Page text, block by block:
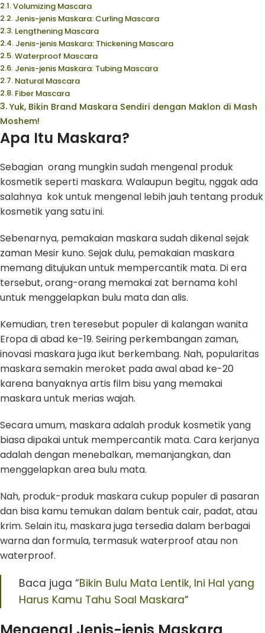
Volumizing Mascara
Jenis-jenis Maskara: Curling Mascara
Lengthening Mascara
Jenis-jenis Maskara: Thickening Mascara
Waterproof Mascara
Jenis-jenis Maskara: Tubing Mascara
Natural Mascara
Fiber Mascara
Yuk, Bikin Brand Maskara Sendiri dengan Maklon di Mash
Moshem!
Apa Itu Maskara?
Sebagian orang mungkin sudah mengenal produk
kosmetik seperti maskara. Walaupun begitu, nggak ada
salahnya kok untuk mengenal lebih jauh tentang produk
kosmetik yang satu ini.
Sebenarnya, pemakaian maskara sudah dikenal sejak
zaman Mesir kuno. Sejak dulu, pemakaian maskara
memang ditujukan untuk mempercantik mata. Di era
tersebut, orang-orang memakai zat bernama kohl
untuk menggelapkan bulu mata dan alis.
Kemudian, tren teresebut populer di kalangan wanita
Eropa di abad ke-19. Seiring perkembangan zaman,
inovasi maskara juga ikut berkembang. Nah, popularitas
maskara semakin meroket pada awal abad ke-20
karena banyaknya artis film bisu yang memakai
maskara untuk merias wajah.
Secara umum, maskara adalah produk kosmetik yang
biasa dipakai untuk mempercantik mata. Cara kerjanya
adalah dengan menebalkan, memanjangkan, dan
menggelapkan area bulu mata.
Nah, produk-produk maskara cukup populer di pasaran
dan bisa kamu temukan dalam bentuk cair, padat, atau
krim. Selain itu, maskara juga tersedia dalam berbagai
warna dan formula, termasuk waterproof atau non
waterproof.
Baca juga “Bikin Bulu Mata Lentik, Ini Hal yang
Harus Kamu Tahu Soal Maskara“